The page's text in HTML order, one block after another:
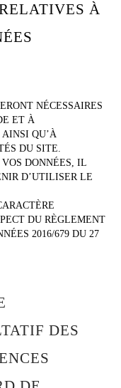
À
NÉCESSAIRES
ET À
AINSI QU’À
DU SITE.
DONNÉES, IL
D’UTILISER LE
DU RÈGLEMENT
2016/679 DU 27
DES